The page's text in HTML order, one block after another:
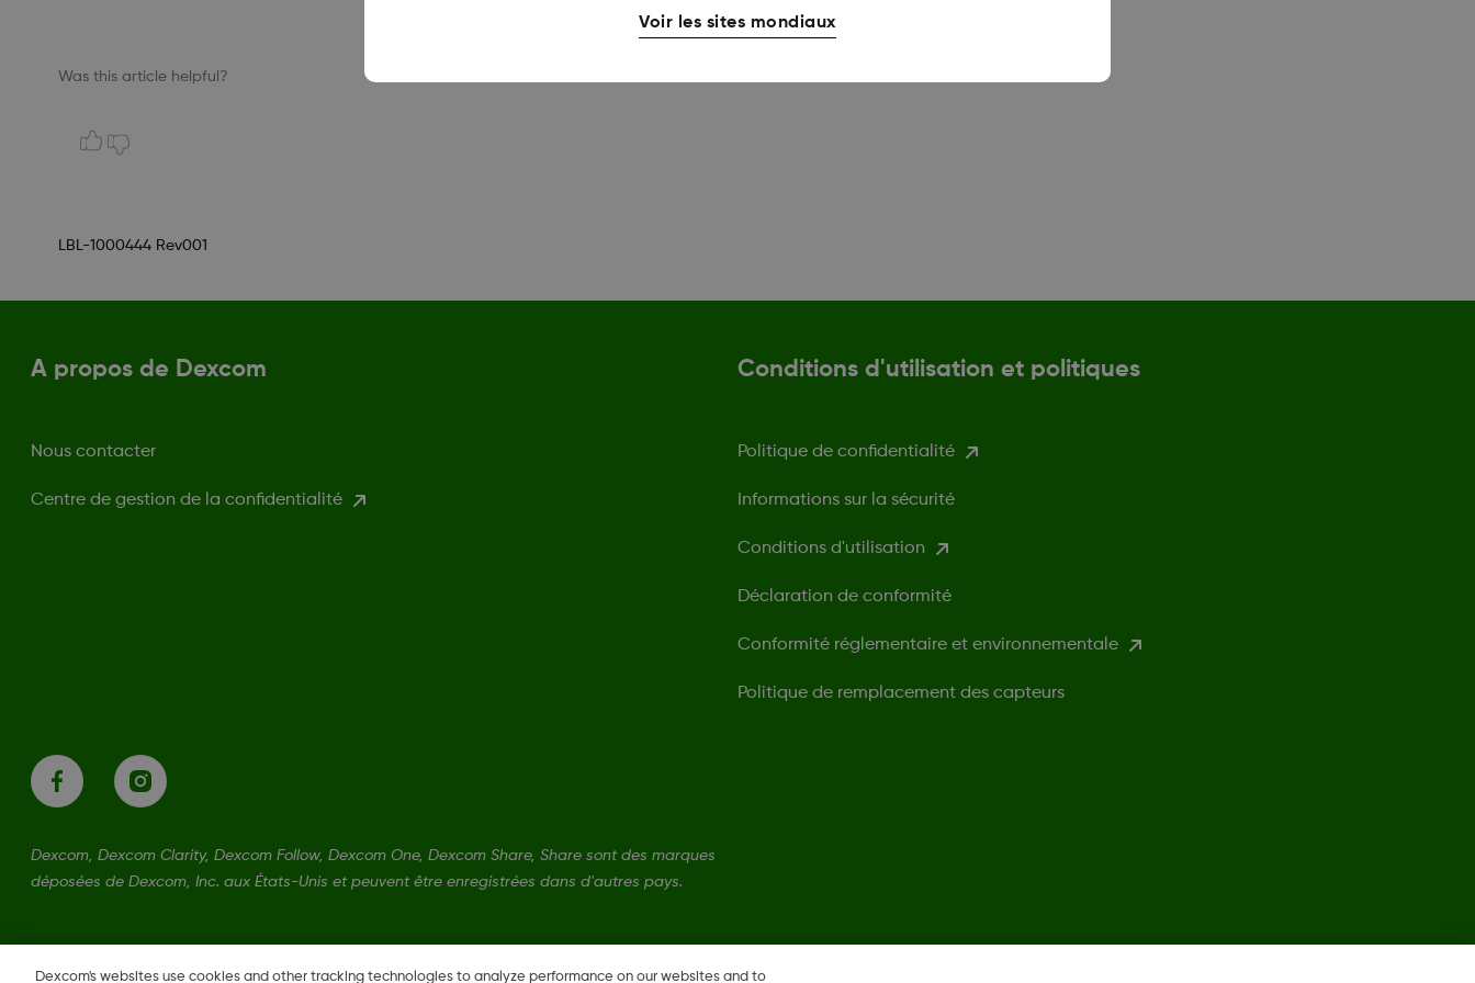
Was this article helpful?
LBL-1000444 Rev001
A propos de Dexcom
Nous contacter
Centre de gestion de la confidentialité
Conditions d'utilisation et politiques
Politique de confidentialité
Informations sur la sécurité
Conditions d'utilisation
Déclaration de conformité
Conformité réglementaire et environnementale
Politique de remplacement des capteurs
Dexcom, Dexcom Clarity, Dexcom Follow, Dexcom One, Dexcom Share, Share sont des marques
déposées de Dexcom, Inc. aux États-Unis et peuvent être enregistrées dans d'autres pays.
Dexcom's websites use cookies and other tracking technologies to analyze performance on our websites and to
Voir les sites mondiaux